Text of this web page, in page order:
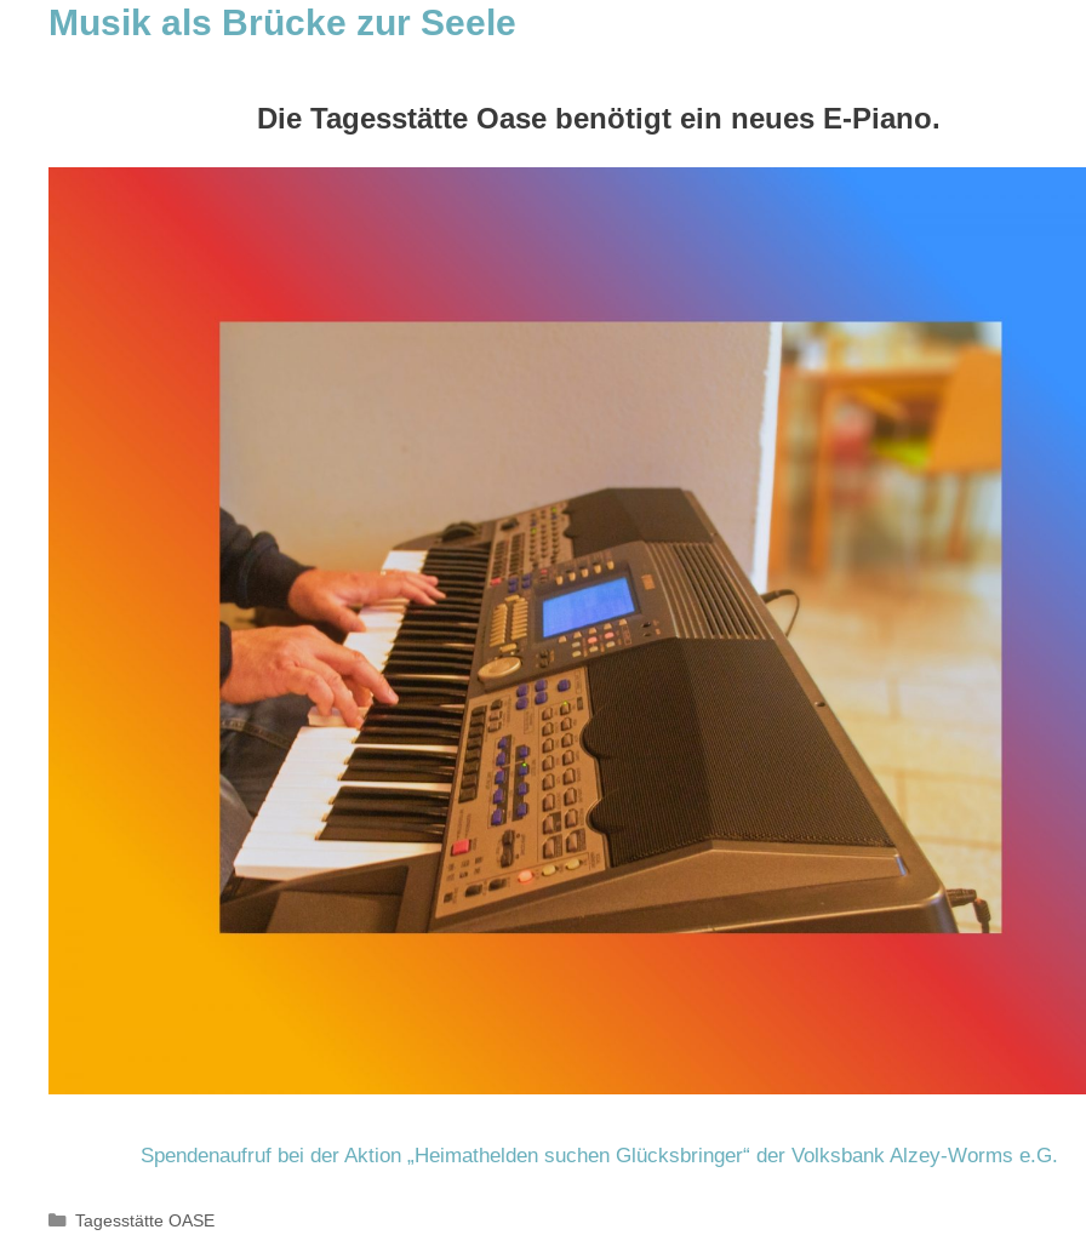
Musik als Brücke zur Seele
Die Tagesstätte Oase benötigt ein neues E-Piano.
Spendenaufruf bei der Aktion „Heimathelden suchen Glücksbringer“ der Volksbank Alzey-Worms e.G.
Kategorien
Tagesstätte OASE